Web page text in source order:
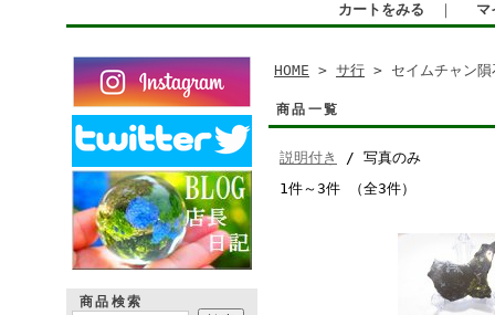
カートをみる ｜ マ
商品検索
HOME > サ行 > セイムチャン隕
商品一覧
説明付き
/ 写真のみ
1件～3件 （全3件）